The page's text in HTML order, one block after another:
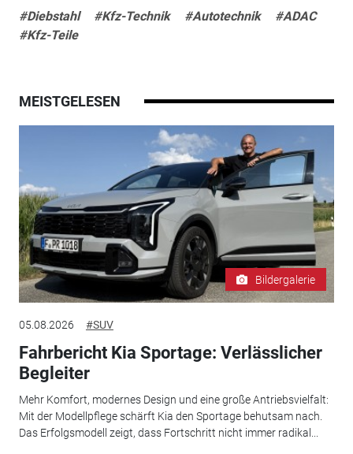
#Diebstahl #Kfz-Technik #Autotechnik
#ADAC
#Kfz-Teile
MEISTGELESEN
Bildergalerie
05.08.2026 #SUV
Fahrbericht Kia Sportage: Verlässlicher
Begleiter
Mehr Komfort, modernes Design und eine große Antriebsvielfalt:
Mit der Modellpflege schärft Kia den Sportage behutsam nach.
Das Erfolgsmodell zeigt, dass Fortschritt nicht immer radikal...